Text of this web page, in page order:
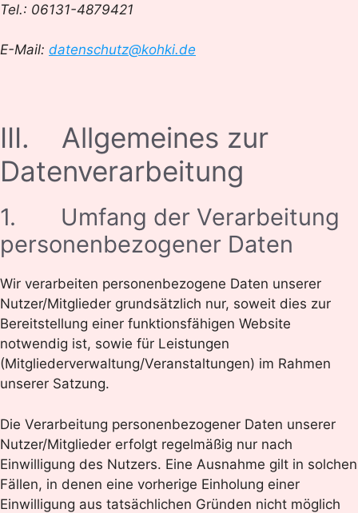
Tel.: 06131-4879421
E-Mail: datenschutz@kohki.de
III. Allgemeines zur
Datenverarbeitung
1. Umfang der Verarbeitung
personenbezogener Daten
Wir verarbeiten personenbezogene Daten unserer
Nutzer/Mitglieder grundsätzlich nur, soweit dies zur
Bereitstellung einer funktionsfähigen Website
notwendig ist, sowie für Leistungen
(Mitgliederverwaltung/Veranstaltungen) im Rahmen
unserer Satzung.
Die Verarbeitung personenbezogener Daten unserer
Nutzer/Mitglieder erfolgt regelmäßig nur nach
Einwilligung des Nutzers. Eine Ausnahme gilt in solchen
Fällen, in denen eine vorherige Einholung einer
Einwilligung aus tatsächlichen Gründen nicht möglich